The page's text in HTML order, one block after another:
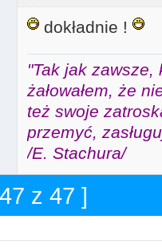
dokładnie !
"Tak jak zawsze,
żałowałem, że
też swoje
przemyć,
/E. Stachura/
z 47 ]